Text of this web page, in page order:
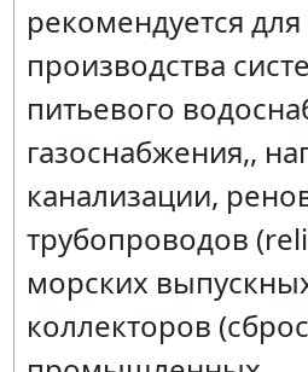
рекомендуется для
производства
питьевого
газоснабжения,,
канализации,
трубопроводов
морских
коллекторов